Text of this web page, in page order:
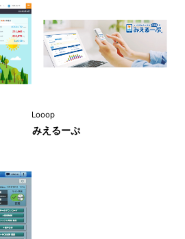
Looop
みえるーぷ